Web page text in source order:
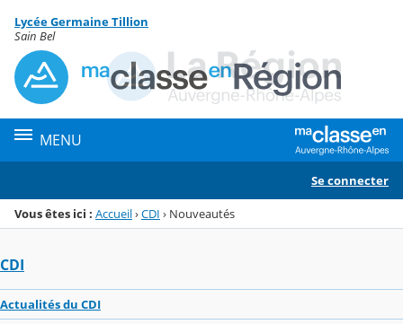
Menu de la rubrique
Contenu
Lycée Germaine Tillion
Sain Bel
MENU
Se connecter
Vous êtes ici : Accueil›CDI › Nouveautés
CDI
Actualités du CDI